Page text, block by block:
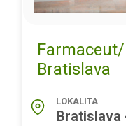
Farmaceut/
Bratislava
LOKALITA
Bratislava